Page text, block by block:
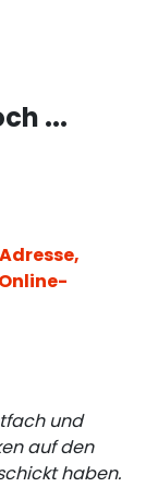
...
und
auf den
haben.